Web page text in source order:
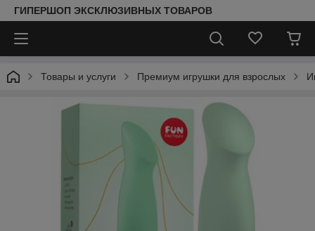
ГИПЕРШОП ЭКСКЛЮЗИВНЫХ ТОВАРОВ
Товары и услуги Премиум игрушки для взрослых